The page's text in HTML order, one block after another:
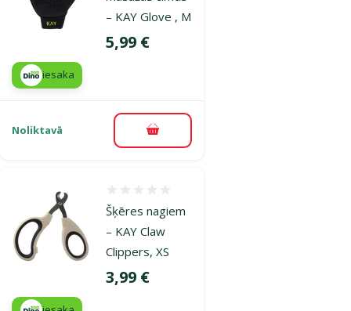
– KAY Glove , M
Cena
5,99 €
iesaka
Noliktavā Pievienot grozam
Šķēres nagiem
– KAY Claw
Clippers, XS
Cena
3,99 €